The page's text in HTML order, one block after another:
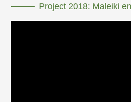
Project 2018: Maleiki